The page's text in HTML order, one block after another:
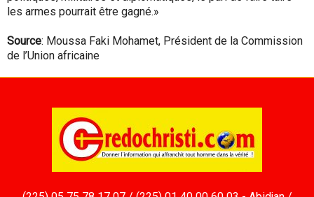
les armes pourrait être gagné.»
Source: Moussa Faki Mohamet, Président de la Commission
de l’Union africaine